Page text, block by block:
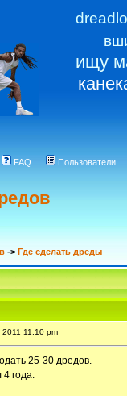
ищу
FAQ Пользователи
-> Где сделать дреды
11:10 pm
25-30 дредов.
4 года.